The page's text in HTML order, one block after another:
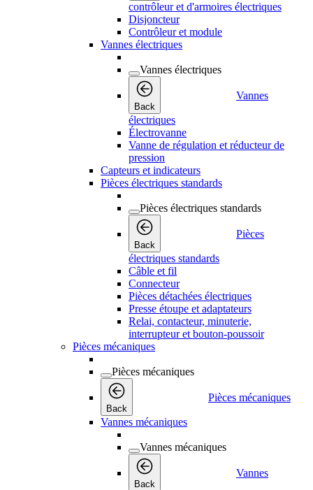
contrôleur et d'armoires électriques
Disjoncteur
Contrôleur et module
Vannes électriques
Vannes électriques
Back
Vannes
électriques
Électrovanne
Vanne de régulation et réducteur de
pression
Capteurs et indicateurs
Pièces électriques standards
Pièces électriques standards
Back
Pièces
électriques standards
Câble et fil
Connecteur
Pièces détachées électriques
Presse étoupe et adaptateurs
Relai, contacteur, minuterie,
interrupteur et bouton-poussoir
Pièces mécaniques
Pièces mécaniques
Back
Pièces mécaniques
Vannes mécaniques
Vannes mécaniques
Back
Vannes